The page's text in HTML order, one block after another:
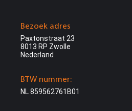
Bezoek adres
Paxtonstraat 23
8013 RP Zwolle
Nederland
BTW nummer:
NL 859562761B01